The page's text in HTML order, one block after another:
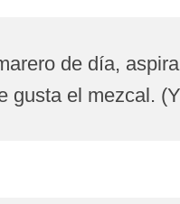
de día,
gusta el mezcal.